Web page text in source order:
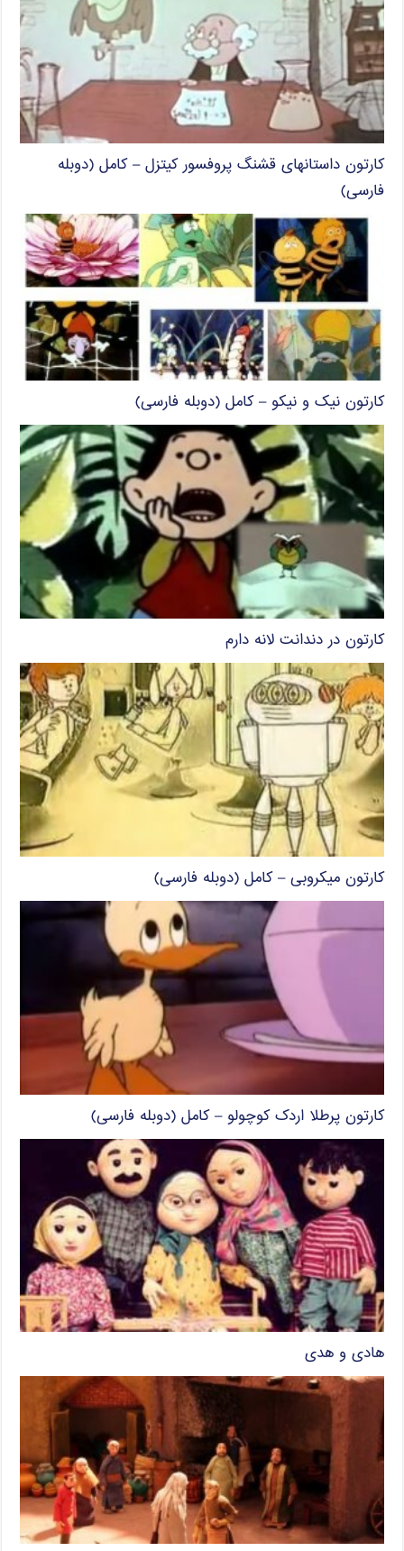
کارتون داستانهای قشنگ پروفسور کیتزل – کامل (دوبله
فارسی)
کارتون نیک و نیکو – کامل (دوبله فارسی)
کارتون در دندانت لانه دارم
کارتون میکروبی – کامل (دوبله فارسی)
کارتون پرطلا اردک کوچولو – کامل (دوبله فارسی)
هادی و هدی